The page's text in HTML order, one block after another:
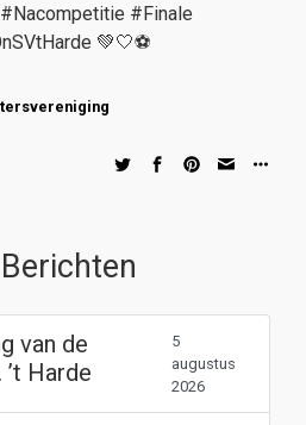
#Finale
💚🤍⚽️
van de
Harde
5
augustus
2026